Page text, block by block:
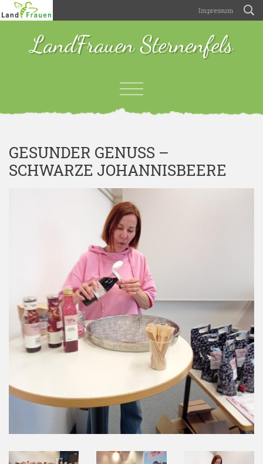
Impressum
LandFrauen Sternenfels
GESUNDER GENUSS –
SCHWARZE JOHANNISBEERE